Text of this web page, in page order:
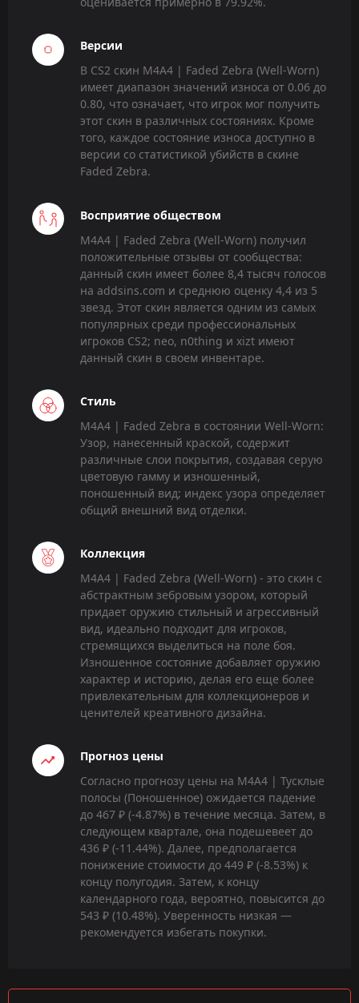
Версии
В CS2 скин M4A4 | Faded Zebra (Well-Worn)
имеет диапазон значений износа от 0.06 до
0.80, что означает, что игрок мог получить
этот скин в различных состояниях. Кроме
того, каждое состояние износа доступно в
версии со статистикой убийств в скине
Faded Zebra.
Восприятие обществом
M4A4 | Faded Zebra (Well-Worn) получил
положительные отзывы от сообщества:
данный скин имеет более 8,4 тысяч голосов
на addsins.com и среднюю оценку 4,4 из 5
звезд. Этот скин является одним из самых
популярных среди профессиональных
игроков CS2; neo, n0thing и xizt имеют
данный скин в своем инвентаре.
Стиль
M4A4 | Faded Zebra в состоянии Well-Worn:
Узор, нанесенный краской, содержит
различные слои покрытия, создавая серую
цветовую гамму и изношенный,
поношенный вид; индекс узора определяет
общий внешний вид отделки.
Коллекция
M4A4 | Faded Zebra (Well-Worn) - это скин с
абстрактным зебровым узором, который
придает оружию стильный и агрессивный
вид, идеально подходит для игроков,
стремящихся выделиться на поле боя.
Изношенное состояние добавляет оружию
характер и историю, делая его еще более
привлекательным для коллекционеров и
ценителей креативного дизайна.
Прогноз цены
Согласно прогнозу цены на M4A4 | Тусклые
полосы (Поношенное) ожидается падение
до 467 ₽ (-4.87%) в течение месяца. Затем, в
следующем квартале, она подешевеет до
436 ₽ (-11.44%). Далее, предполагается
понижение стоимости до 449 ₽ (-8.53%) к
концу полугодия. Затем, к концу
календарного года, вероятно, повысится до
543 ₽ (10.48%). Уверенность низкая —
рекомендуется избегать покупки.